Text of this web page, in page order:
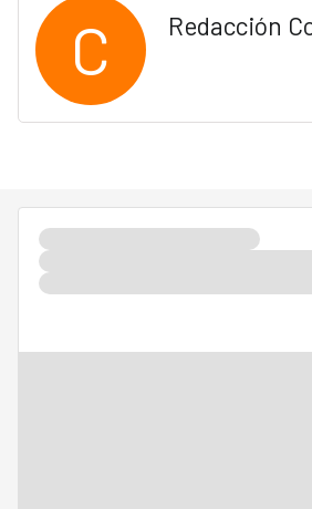
C Redacción